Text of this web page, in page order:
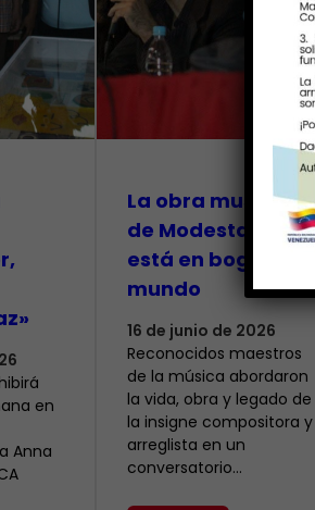
en
Anna
La obra musical
de Modesta Bor
está en boga en el
mundo
16 de junio de 2026
Reconocidos maestros
de la música abordaron
la vida, obra y legado de
la insigne compositora y
arreglista en un
conversatorio…